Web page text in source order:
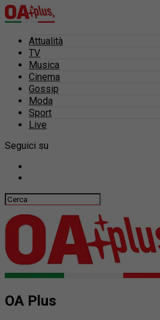
Attualità
TV
Musica
Cinema
Gossip
Moda
Sport
Live
Seguici su
OA Plus